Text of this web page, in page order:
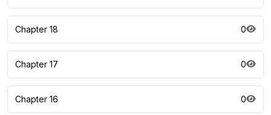
Chapter 18 0
Chapter 17 0
Chapter 16 0